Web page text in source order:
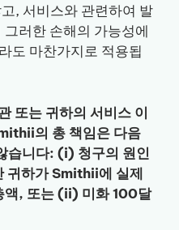
, 서비스와 관련하여 발
러한 손해의 가능성에
도 마찬가지로 적용됩
또는 귀하의 서비스 이
의 총 책임은 다음
습니다: (i) 청구의 원인
귀하가 Smithii에 실제
액, 또는 (ii) 미화 100달